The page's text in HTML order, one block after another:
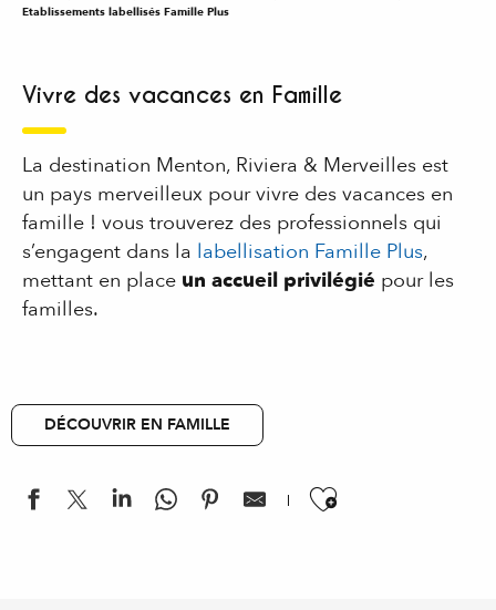
Etablissements labellisés Famille Plus
Vivre des vacances en Famille
La destination Menton, Riviera & Merveilles est
un pays merveilleux pour vivre des vacances en
famille ! vous trouverez des professionnels qui
s’engagent dans la labellisation Famille Plus,
mettant en place un accueil privilégié pour les
familles.
DÉCOUVRIR EN FAMILLE
Ajouter